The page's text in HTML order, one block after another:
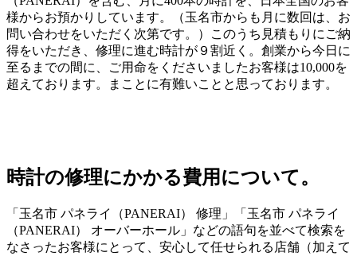
様からお預かりしています。（玉名市からも月に数回は、お
問い合わせをいただく次第です。）このうち見積もりにご納
得をいただき、修理に進む時計が９割近く。創業から今日に
至るまでの間に、ご用命をくださいましたお客様は10,000を
超えております。まことに有難いことと思っております。
時計の修理にかかる費用について。
「玉名市 パネライ（PANERAI） 修理」「玉名市 パネライ
（PANERAI） オーバーホール」などの語句を並べて検索を
なさったお客様にとって、安心して任せられる店舗（加えて